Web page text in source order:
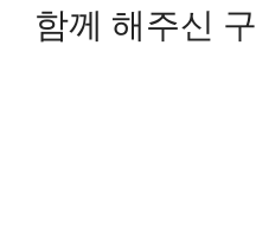
함께 해주신